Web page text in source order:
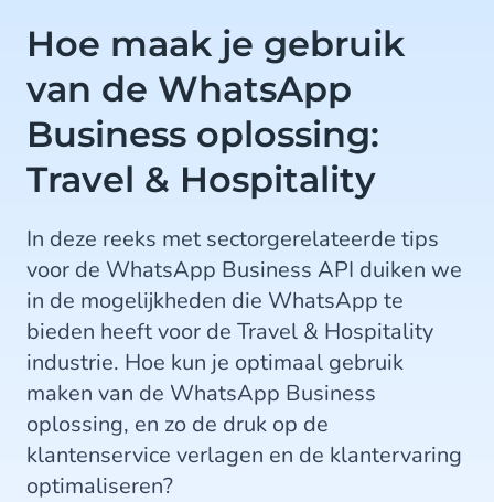
Hoe maak je gebruik
van de WhatsApp
Business oplossing:
Travel & Hospitality
In deze reeks met sectorgerelateerde tips
voor de WhatsApp Business API duiken we
in de mogelijkheden die WhatsApp te
bieden heeft voor de Travel & Hospitality
industrie. Hoe kun je optimaal gebruik
maken van de WhatsApp Business
oplossing, en zo de druk op de
klantenservice verlagen en de klantervaring
optimaliseren?